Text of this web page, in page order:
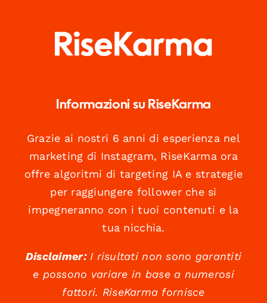
Informazioni su RiseKarma
Grazie ai nostri 6 anni di esperienza nel
marketing di Instagram, RiseKarma ora
offre algoritmi di targeting IA e strategie
per raggiungere follower che si
impegneranno con i tuoi contenuti e la
tua nicchia.
Disclaimer:I risultati non sono garantiti
e possono variare in base a numerosi
fattori. RiseKarma fornisce